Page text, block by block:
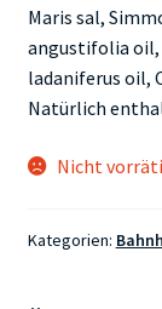
Maris sal,
angustifolia oil,
ladaniferus oil,
Natürlich
Nicht
Kategorien: